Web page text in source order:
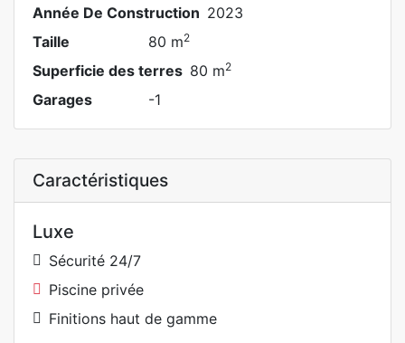
Année De Construction 2023
Taille
80 m2
Superficie des terres 80 m2
Garages -1
Caractéristiques
Luxe
Sécurité 24/7
Piscine privée
Finitions haut de gamme